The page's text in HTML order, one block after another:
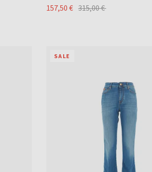
157,50 € 315,00 €
SALE